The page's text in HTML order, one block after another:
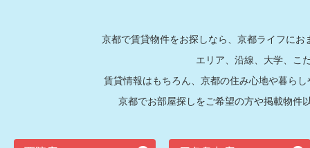
京都で賃貸物件をお探しなら、京都ライフに
エリア、沿線、大学、こ
賃貸情報はもちろん、京都の住み心地や暮ら
京都でお部屋探しをご希望の方や掲載物件